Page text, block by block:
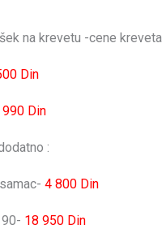
na krevetu -cene kreveta
Din
Din
:
4 800 Din
18 950 Din